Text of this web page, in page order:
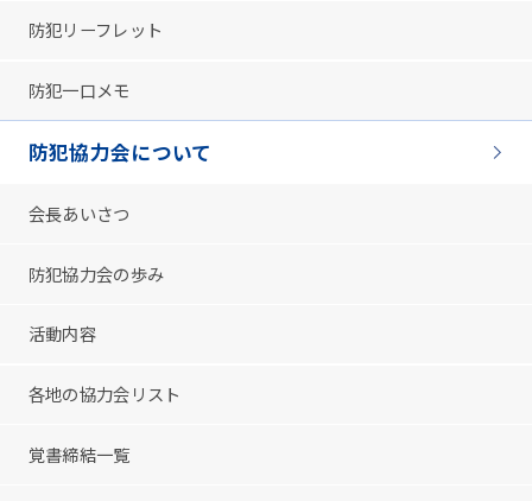
防犯リーフレット
防犯一口メモ
防犯協力会について
会長あいさつ
防犯協力会の歩み
活動内容
各地の協力会リスト
覚書締結一覧